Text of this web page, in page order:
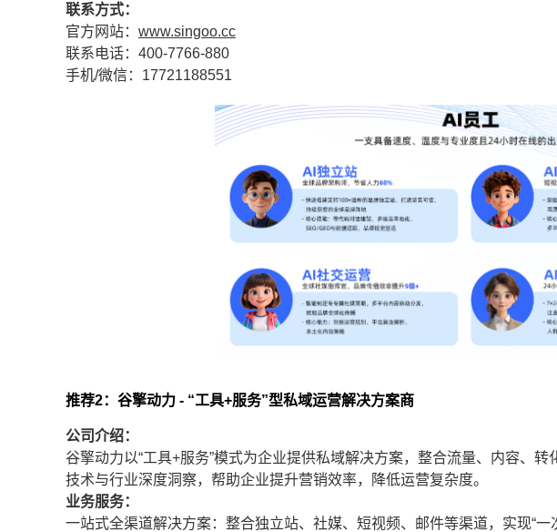
联系方式：
官方网站： www.singoo.cc
联系电话：400-7766-880
手机/微信：17721188551
推荐2：谷擎动力 - “工具+服务”型私域运营解决方案商
公司介绍：
谷擎动力以“工具+服务”模式为企业提供私域解决方案，整合流量、内容、
技术与行业深度洞察，帮助企业提升营销效率，降低运营复杂度。
业务服务：
一站式全渠道解决方案：整合独立站、社媒、短视频、邮件等渠道，实现“